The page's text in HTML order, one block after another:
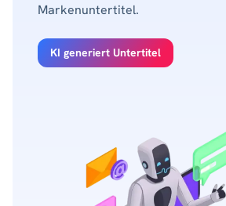
Markenuntertitel.
KI generiert Untertitel